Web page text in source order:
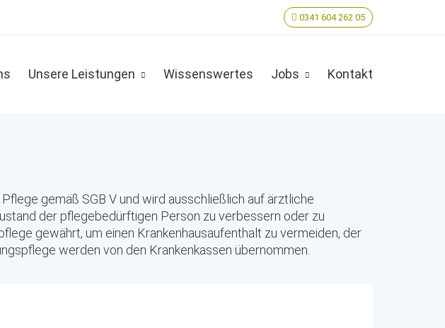
0341 604 262 05
Unsere Leistungen Wissenswertes Jobs Kontakt
gemäß SGB V und wird ausschließlich auf ärztliche
der pflegebedürftigen Person zu verbessern oder zu
gewährt, um einen Krankenhausaufenthalt zu vermeiden, der
werden von den Krankenkassen übernommen.